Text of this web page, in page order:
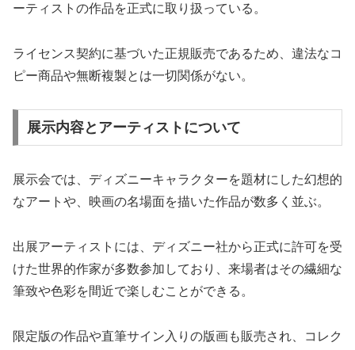
ーティストの作品を正式に取り扱っている。
ライセンス契約に基づいた正規販売であるため、違法なコ
ピー商品や無断複製とは一切関係がない。
展示内容とアーティストについて
展示会では、ディズニーキャラクターを題材にした幻想的
なアートや、映画の名場面を描いた作品が数多く並ぶ。
出展アーティストには、ディズニー社から正式に許可を受
けた世界的作家が多数参加しており、来場者はその繊細な
筆致や色彩を間近で楽しむことができる。
限定版の作品や直筆サイン入りの版画も販売され、コレク